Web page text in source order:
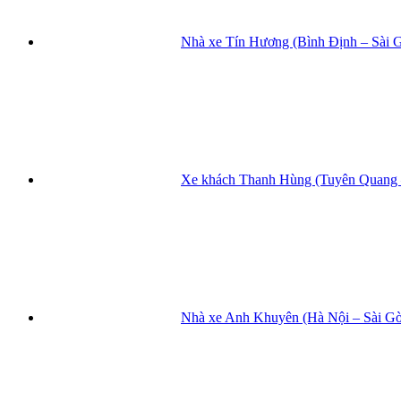
Nhà xe Tín Hương (Bình Định – Sài
Xe khách Thanh Hùng (Tuyên
Nhà xe Anh Khuyên (Hà Nội – Sài